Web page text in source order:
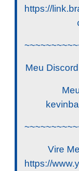
https://
Meu
Vire
https://